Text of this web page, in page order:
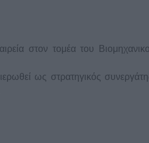
στον τομέα του
ως στρατηγικός